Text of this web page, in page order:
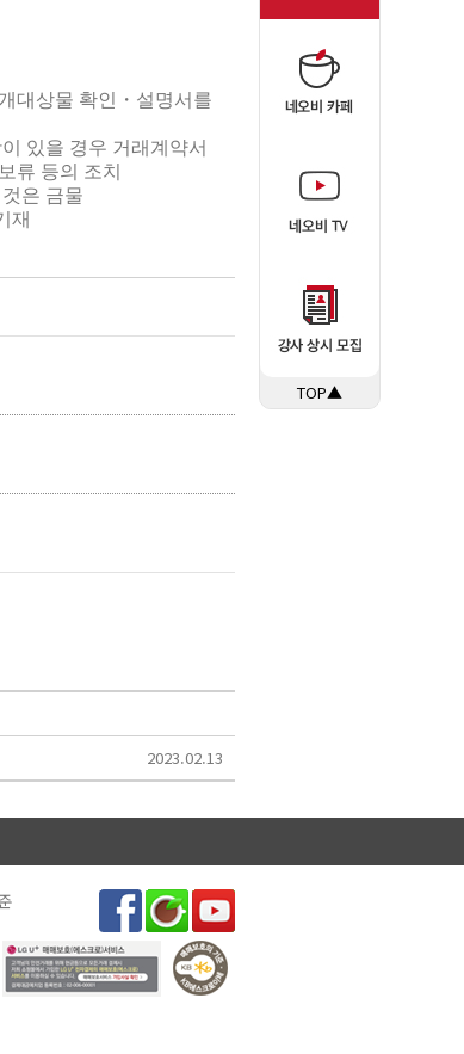
TOP▲
대상물 확인・설명서를
있을 경우 거래계약서
류 등의 조치
은 금물
재
2023.02.13